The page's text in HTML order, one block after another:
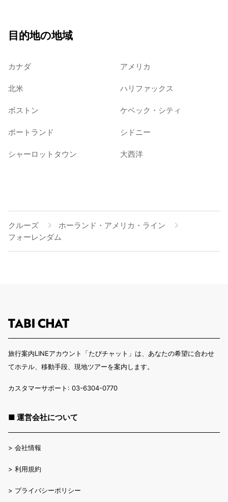
目的地の地域
カナダ アメリカ
北米 ハリファックス
ボストン ケベック・シティ
ポートランド シドニー
シャーロットタウン 大西洋
クルーズ
ホーランド・アメリカ・ライン
フォーレンダム
旅行案内LINEアカウント「たびチャット」は、あなたの希望に合わせ
てホテル、移動手段、現地ツアーを案内します。
カスタマーサポート: 03-6304-0770
■ 運営会社について
> 会社情報
> 利用規約
> プライバシーポリシー